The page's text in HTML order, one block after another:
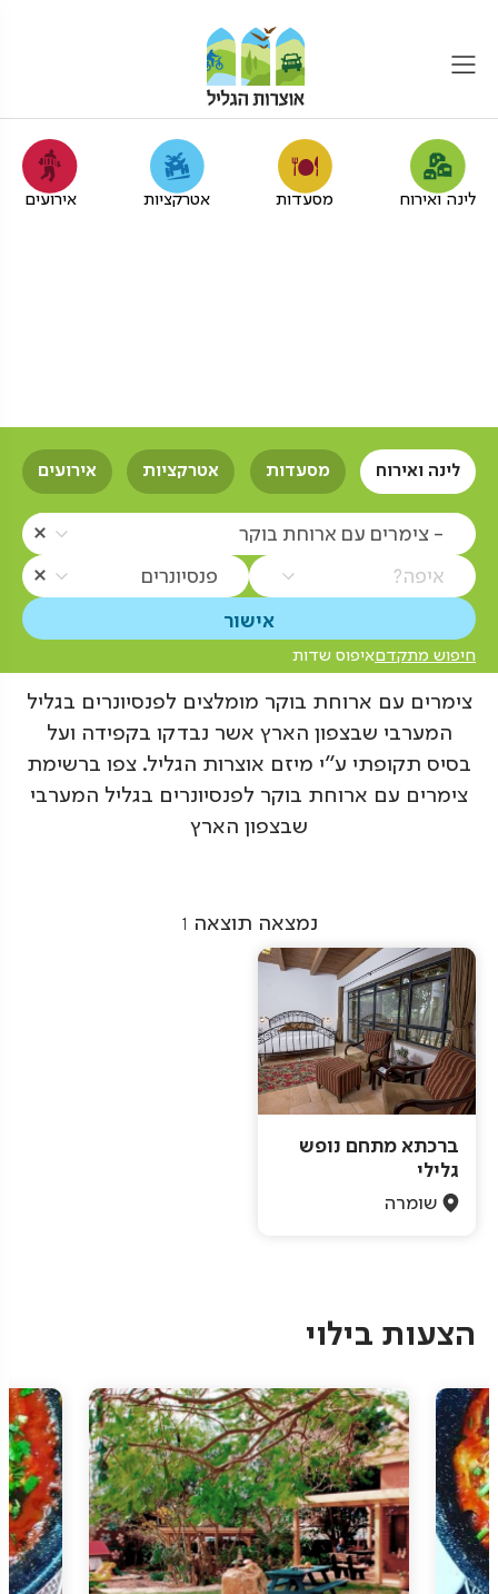
לינה ואירוח מסעדות אטרקציות אירועים
לינה ואירוח מסעדות אטרקציות אירועים
- צימרים עם ארוחת בוקר
איפה? פנסיונרים
חיפוש מתקדםאיפוס שדות
צימרים עם ארוחת בוקר מומלצים לפנסיונרים בגליל
המערבי שבצפון הארץ אשר נבדקו בקפידה ועל
בסיס תקופתי ע"י מיזם אוצרות הגליל. צפו ברשימת
צימרים עם ארוחת בוקר לפנסיונרים בגליל המערבי
שבצפון הארץ
נמצאה תוצאה 1
ברכתא מתחם נופש
גלילי
שומרה
הצעות בילוי